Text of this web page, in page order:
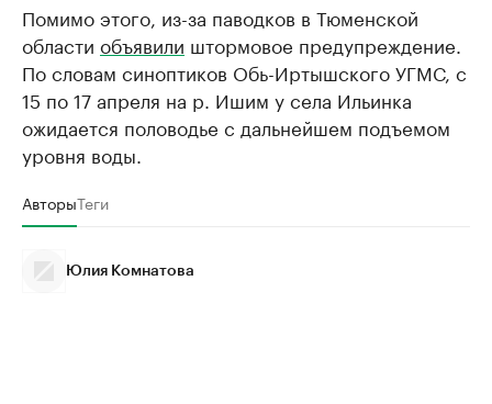
Помимо этого, из-за паводков в Тюменской
области объявили штормовое предупреждение.
По словам синоптиков Обь-Иртышского УГМС, с
15 по 17 апреля на р. Ишим у села Ильинка
ожидается половодье с дальнейшем подъемом
уровня воды.
АвторыТеги
Юлия Комнатова